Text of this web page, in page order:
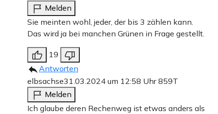
Melden
Sie meinten wohl, jeder, der bis 3 zählen kann.
Das wird ja bei manchen Grünen in Frage gestellt.
19
Antworten
elbsachse31.03.2024 um 12:58 Uhr859T
Melden
Ich glaube deren Rechenweg ist etwas anders als